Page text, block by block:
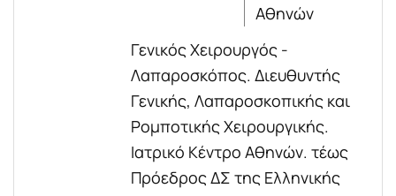
Αθηνών
Γενικός Χειρουργός -
Λαπαροσκόπος. Διευθυντής
Γενικής, Λαπαροσκοπικής και
Ρομποτικής Χειρουργικής.
Ιατρικό Κέντρο Αθηνών. τέως
Πρόεδρος ΔΣ της Ελληνικής